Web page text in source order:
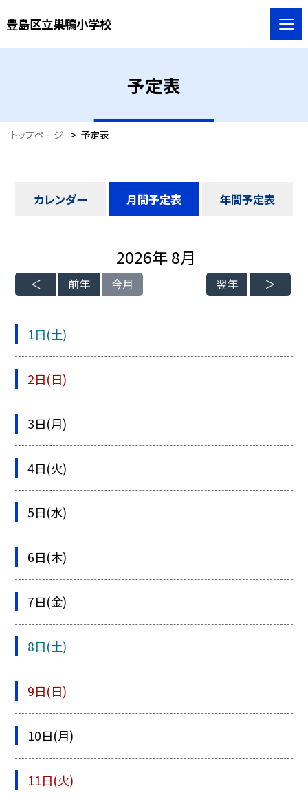
豊島区立巣鴨小学校
予定表
トップページ > 予定表
カレンダー 月間予定表 年間予定表
前年 今月
2026年 8月
翌年
1日(土)
2日(日)
3日(月)
4日(火)
5日(水)
6日(木)
7日(金)
8日(土)
9日(日)
10日(月)
11日(火)